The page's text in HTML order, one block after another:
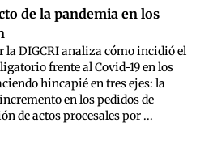
de la pandemia en los
la DIGCRI analiza cómo incidió el
frente al Covid-19 en los
hincapié en tres ejes: la
en los pedidos de
de actos procesales por ...